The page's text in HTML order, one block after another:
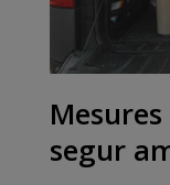
segur